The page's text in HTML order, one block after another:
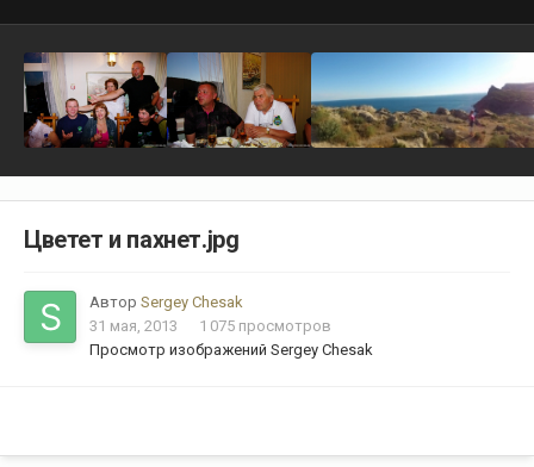
Цветет и пахнет.jpg
Автор Sergey Chesak
31 мая, 2013
1 075 просмотров
Просмотр изображений Sergey Chesak